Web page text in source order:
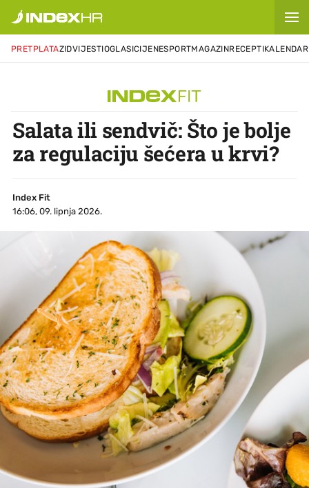
PRETPLATAZIDVIJESTIOGLASICIJENESPORTMAGAZINRECEPTIKALENDAR
Salata ili sendvič: Što je bolje
za regulaciju šećera u krvi?
Index Fit
16:06, 09. lipnja 2026.